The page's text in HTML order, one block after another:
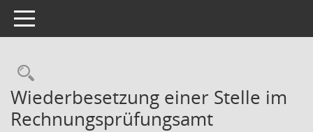
Toggle navigation
Rechercheauswahl
Wiederbesetzung einer Stelle im
Rechnungsprüfungsamt